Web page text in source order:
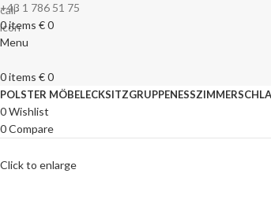
+43 1 786 51 75
0items €0
Menu
0items €0
POLSTER MÖBELECKSITZGRUPPENESSZIMMER
0Wishlist
0Compare
Click to enlarge